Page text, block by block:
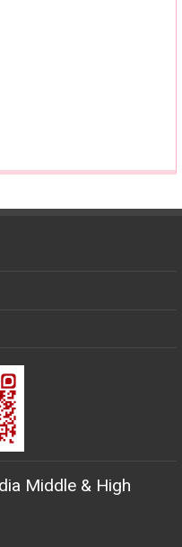
Middle & High